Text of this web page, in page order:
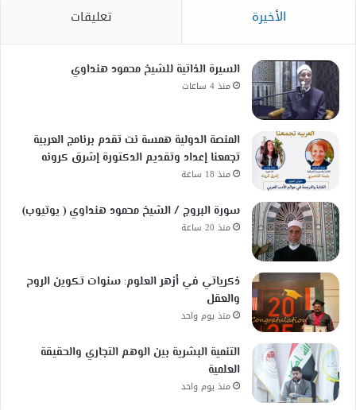
الأخيرة تعليقات
السيرة الذاتية للشيخ محمود هنداوي
منذ 4 ساعات
المنصة الدولية همسة نت تقدم برنامج العربية
تجمعنا إعداد وتقديم الدكتورة إشرق كرونه
منذ 18 ساعة
سورة البروج / الشيخ محمود هنداوي ( يوتيوب)
منذ 20 ساعة
ذكرياتي في أزهر العلوم: سنوات تكوين الروح
والعقل
منذ يوم واحد
التنمية البشرية بين الوهم التجاري والحقيقة
العلمية
منذ يوم واحد